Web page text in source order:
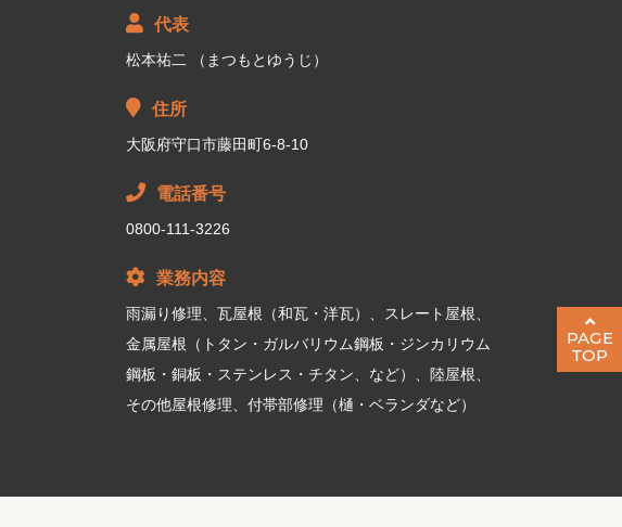
PAGE
TOP
代表
松本祐二 （まつもとゆうじ）
住所
大阪府守口市藤田町6-8-10
電話番号
0800-111-3226
業務内容
雨漏り修理、瓦屋根（和瓦・洋瓦）、スレート屋根、
金属屋根（トタン・ガルバリウム鋼板・ジンカリウム
鋼板・銅板・ステンレス・チタン、など）、陸屋根、
その他屋根修理、付帯部修理（樋・ベランダなど）